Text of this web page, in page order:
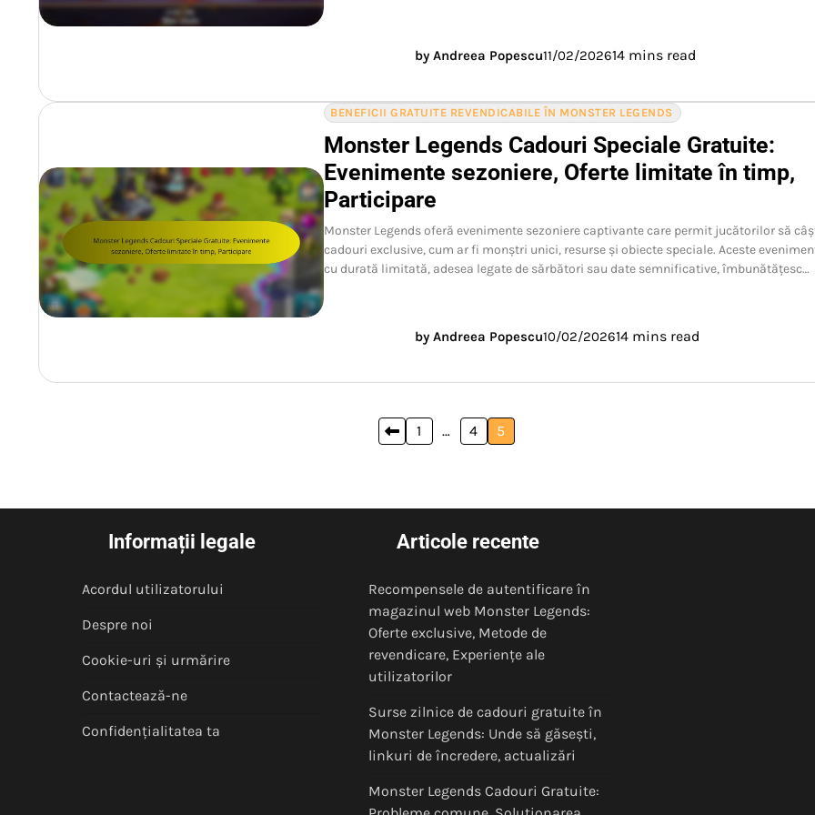
by Andreea Popescu11/02/202614 mins read
BENEFICII GRATUITE REVENDICABILE ÎN MONSTER LEGENDS
Monster Legends Cadouri Speciale Gratuite:
Evenimente sezoniere, Oferte limitate în timp,
Participare
Monster Legends oferă evenimente sezoniere captivante care permit jucătorilor să
cadouri exclusive, cum ar fi monștri unici, resurse și obiecte speciale. Aceste
cu durată limitată, adesea legate de sărbători sau date semnificative, îmbunătățesc…
by Andreea Popescu10/02/202614 mins read
1 … 4 5
Informații legale
Acordul utilizatorului
Despre noi
Cookie-uri și urmărire
Contactează-ne
Confidențialitatea ta
Articole recente
Recompensele de autentificare în
magazinul web Monster Legends:
Oferte exclusive, Metode de
revendicare, Experiențe ale
utilizatorilor
Surse zilnice de cadouri gratuite în
Monster Legends: Unde să găsești,
linkuri de încredere, actualizări
Monster Legends Cadouri Gratuite: